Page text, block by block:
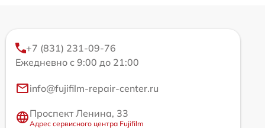
+7 (831) 231-09-76
Ежедневно с 9:00 до 21:00
info@fujifilm-repair-center.ru
Проспект Ленина, 33
Адрес сервисного центра Fujifilm